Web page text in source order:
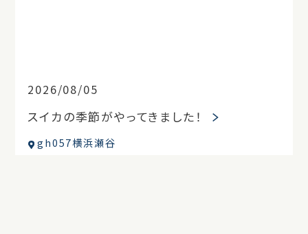
2026/08/05
スイカの季節がやってきました！
gh057横浜瀬谷